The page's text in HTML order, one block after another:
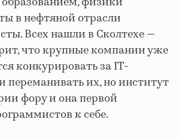
в нефтяной отрасли
Всех нашли в Сколтехе —
что крупные компании уже
конкурировать за IT-
переманивать их, но институт
фору и она первой
к себе.